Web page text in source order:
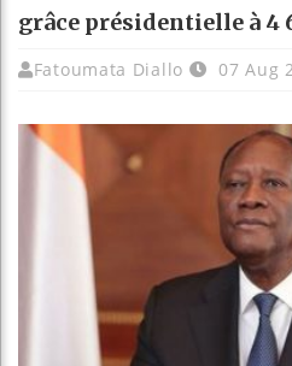
grâce présidentielle à 4
Fatoumata Diallo 07 Aug